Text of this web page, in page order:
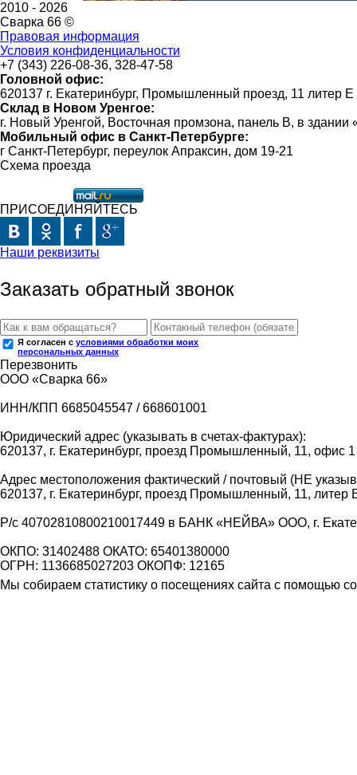
2010 - 2026
Сварка 66 ©
Правовая информация
Условия конфиденциальности
+7 (343) 226-08-36, 328-47-58
Головной офис:
620137 г. Екатеринбург, Промышленный проезд, 11 литер Е
Склад в Новом Уренгое:
г. Новый Уренгой, Восточная промзона, панель В, в
Мобильный офис в Санкт-Петербурге:
г Санкт-Петербург, переулок Апраксин, дом 19-21
Схема проезда
ПРИСОЕДИНЯЙТЕСЬ
Наши реквизиты
Заказать обратный звонок
Я согласен с условиями обработки моих
персональных данных
Перезвонить
ООО «Сварка 66»
ИНН/КПП 6685045547 / 668601001
Юридический адрес (указывать в счетах-фактурах):
620137, г. Екатеринбург, проезд Промышленный, 11, офис 1
Адрес местоположения фактический / почтовый (НЕ
620137, г. Екатеринбург, проезд Промышленный, 11, литер
Р/с 40702810800210017449 в БАНК «НЕЙВА» ООО, г.
ОКПО: 31402488 ОКАТО: 65401380000
ОГРН: 1136685027203 ОКОПФ: 12165
Мы собираем статистику о посещениях сайта с помощью